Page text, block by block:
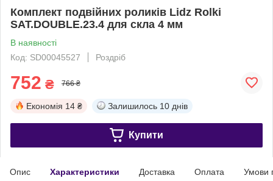
Комплект подвійних роликів Lidz Rolki
SAT.DOUBLE.23.4 для скла 4 мм
В наявності
Код: SD00045527
Роздріб
752 ₴ 766 ₴
Економія 14 ₴ Залишилось 10 днів
Купити
Опис Характеристики Доставка Оплата Умови